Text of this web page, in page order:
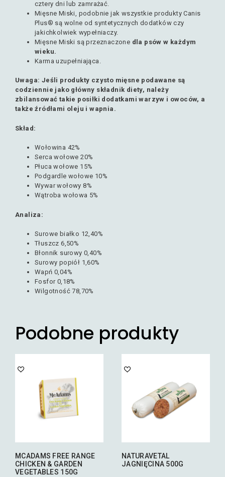
cztery dni lub zamrażać.
Mięsne Miski, podobnie jak wszystkie produkty Canis
Plus® są wolne od syntetycznych dodatków czy
jakichkolwiek wypełniaczy.
Mięsne Miski są przeznaczone dla psów w każdym
wieku.
Karma uzupełniająca.
Uwaga: Jeśli produkty czysto mięsne podawane są
codziennie jako główny składnik diety, należy
zbilansować takie posiłki dodatkami warzyw i owoców, a
także źródłami oleju i wapnia.
Skład:
Wołowina 42%
Serca wołowe 20%
Płuca wołowe 15%
Podgardle wołowe 10%
Wywar wołowy 8%
Wątroba wołowa 5%
Analiza:
Surowe białko 12,40%
Tłuszcz 6,50%
Błonnik surowy 0,40%
Surowy popiół 1,60%
Wapń 0,04%
Fosfor 0,18%
Wilgotność 78,70%
Podobne produkty
MCADAMS FREE RANGE
CHICKEN & GARDEN
VEGETABLES 150G
NATURAVETAL
JAGNIĘCINA 500G